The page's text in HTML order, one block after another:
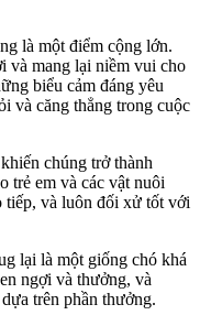
là một điểm cộng lớn.
và mang lại niềm vui cho
biểu cảm đáng yêu
và căng thẳng trong cuộc
chúng trở thành
trẻ em và các vật nuôi
tiếp, và luôn đối xử tốt với
lại là một giống chó khá
ngợi và thưởng, và
trên phần thưởng.